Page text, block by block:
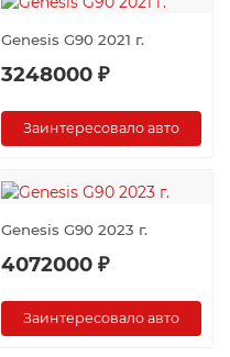
Genesis G90 2021 г.
3248000 ₽
Заинтересовало авто
Genesis G90 2023 г.
4072000 ₽
Заинтересовало авто